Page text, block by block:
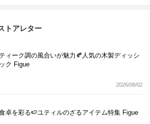
トアレター
ィーク調の風合いが魅力🍂人気の木製ディッシ
ク Figue
2026/08/02
卓を彩る🍉ユティルのざるアイテム特集 Figue